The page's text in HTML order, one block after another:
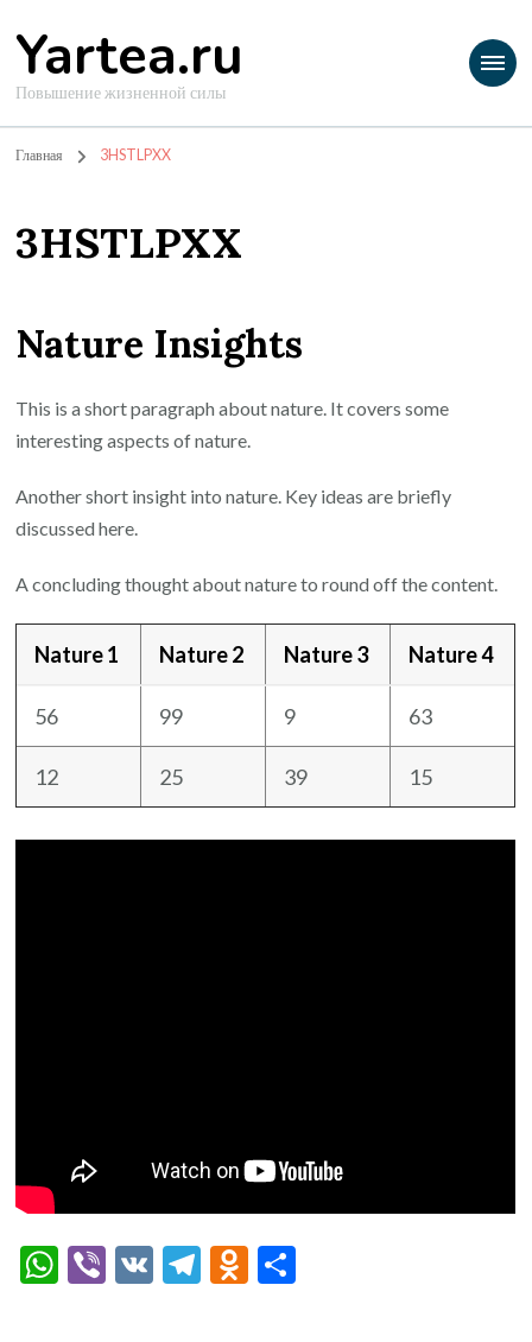
Yartea.ru
Повышение жизненной силы
Главная 3HSTLPXX
3HSTLPXX
Nature Insights
This is a short paragraph about nature. It covers some
interesting aspects of nature.
Another short insight into nature. Key ideas are briefly
discussed here.
A concluding thought about nature to round off the content.
Nature 1 Nature 2 Nature 3 Nature 4
56 99 9 63
12 25 39 15
WhatsApp
Viber
VK Telegram
Odnoklassniki